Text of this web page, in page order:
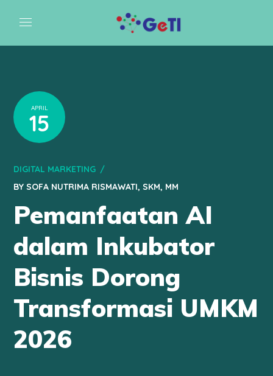
APRIL
15
DIGITAL MARKETING
BYSOFA NUTRIMA RISMAWATI, SKM, MM
Pemanfaatan AI
dalam Inkubator
Bisnis Dorong
Transformasi UMKM
2026